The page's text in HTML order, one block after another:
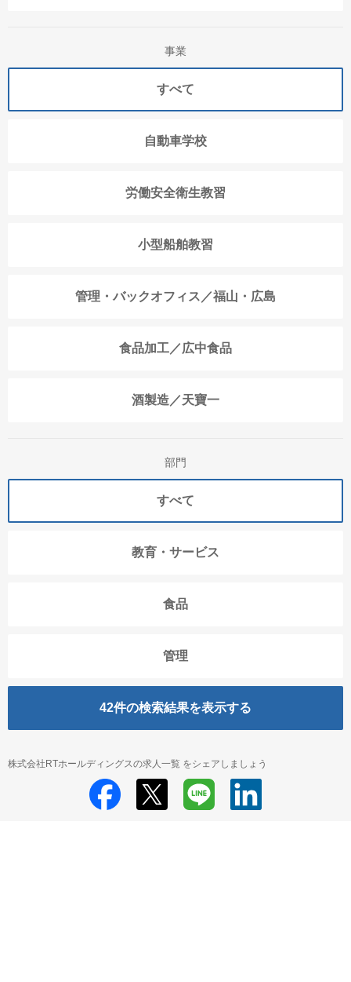
事業
すべて
自動車学校
労働安全衛生教習
小型船舶教習
管理・バックオフィス／福山・広島
食品加工／広中食品
酒製造／天寶一
部門
すべて
教育・サービス
食品
管理
42件の検索結果を表示する
株式会社RTホールディングスの求人一覧 をシェアしましょう